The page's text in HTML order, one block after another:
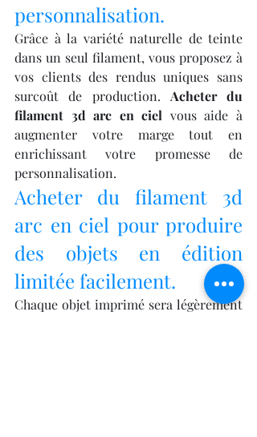
personnalisation.
Grâce à la variété naturelle de teinte
dans un seul filament, vous proposez à
vos clients des rendus uniques sans
surcoût de production. Acheter du
filament 3d arc en ciel vous aide à
augmenter votre marge tout en
enrichissant votre promesse de
personnalisation.
Acheter du filament 3d
arc en ciel pour produire
des objets en édition
limitée facilement.
Chaque objet imprimé sera légèrement